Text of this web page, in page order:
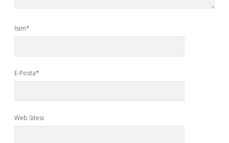
İsim*
E-Posta*
Web Sitesi